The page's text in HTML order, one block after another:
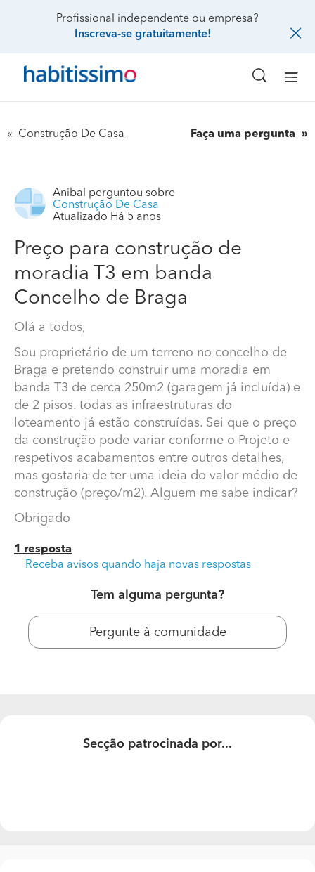
Profissional independente ou empresa?
Inscreva-se gratuitamente!
« Construção De Casa Faça uma pergunta
Preço para construção de moradia T3 em banda
Concelho de Braga
Olá a todos,
Sou proprietário de um terreno no concelho de Braga e
pretendo construir uma moradia em banda T3 de cerca
infraestruturas do loteamento já estão construídas. Sei
que o preço da construção pode variar conforme o
Projeto e respetivos acabamentos entre outros
detalhes, mas gostaria de ter uma ideia do valor médio
Anibal
perguntou sobre
Construção De Casa
Atualizado Há 5 anos
Preço para construção de
moradia T3 em banda
Concelho de Braga
Olá a todos,
Sou proprietário de um terreno no concelho de
Braga e pretendo construir uma moradia em
banda T3 de cerca 250m2 (garagem já incluída) e
de 2 pisos. todas as infraestruturas do
loteamento já estão construídas. Sei que o preço
da construção pode variar conforme o Projeto e
respetivos acabamentos entre outros detalhes,
mas gostaria de ter uma ideia do valor médio de
construção (preço/m2). Alguem me sabe indicar?
Obrigado
1 resposta
Receba avisos quando haja novas respostas
Tem alguma pergunta?
Pergunte à comunidade
Secção patrocinada por...